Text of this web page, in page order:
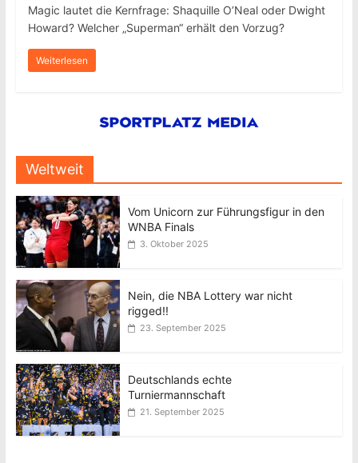
Magic lautet die Kernfrage: Shaquille O’Neal oder Dwight
Howard? Welcher „Superman“ erhält den Vorzug?
Weiterlesen
Weltweit
Vom Unicorn zur Führungsfigur in den
WNBA Finals
3. Oktober 2025
Nein, die NBA Lottery war nicht
rigged!!
23. September 2025
Deutschlands echte
Turniermannschaft
21. September 2025